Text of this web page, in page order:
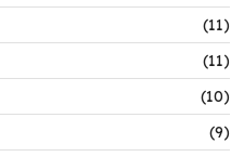
(11)
(11)
(10)
(9)